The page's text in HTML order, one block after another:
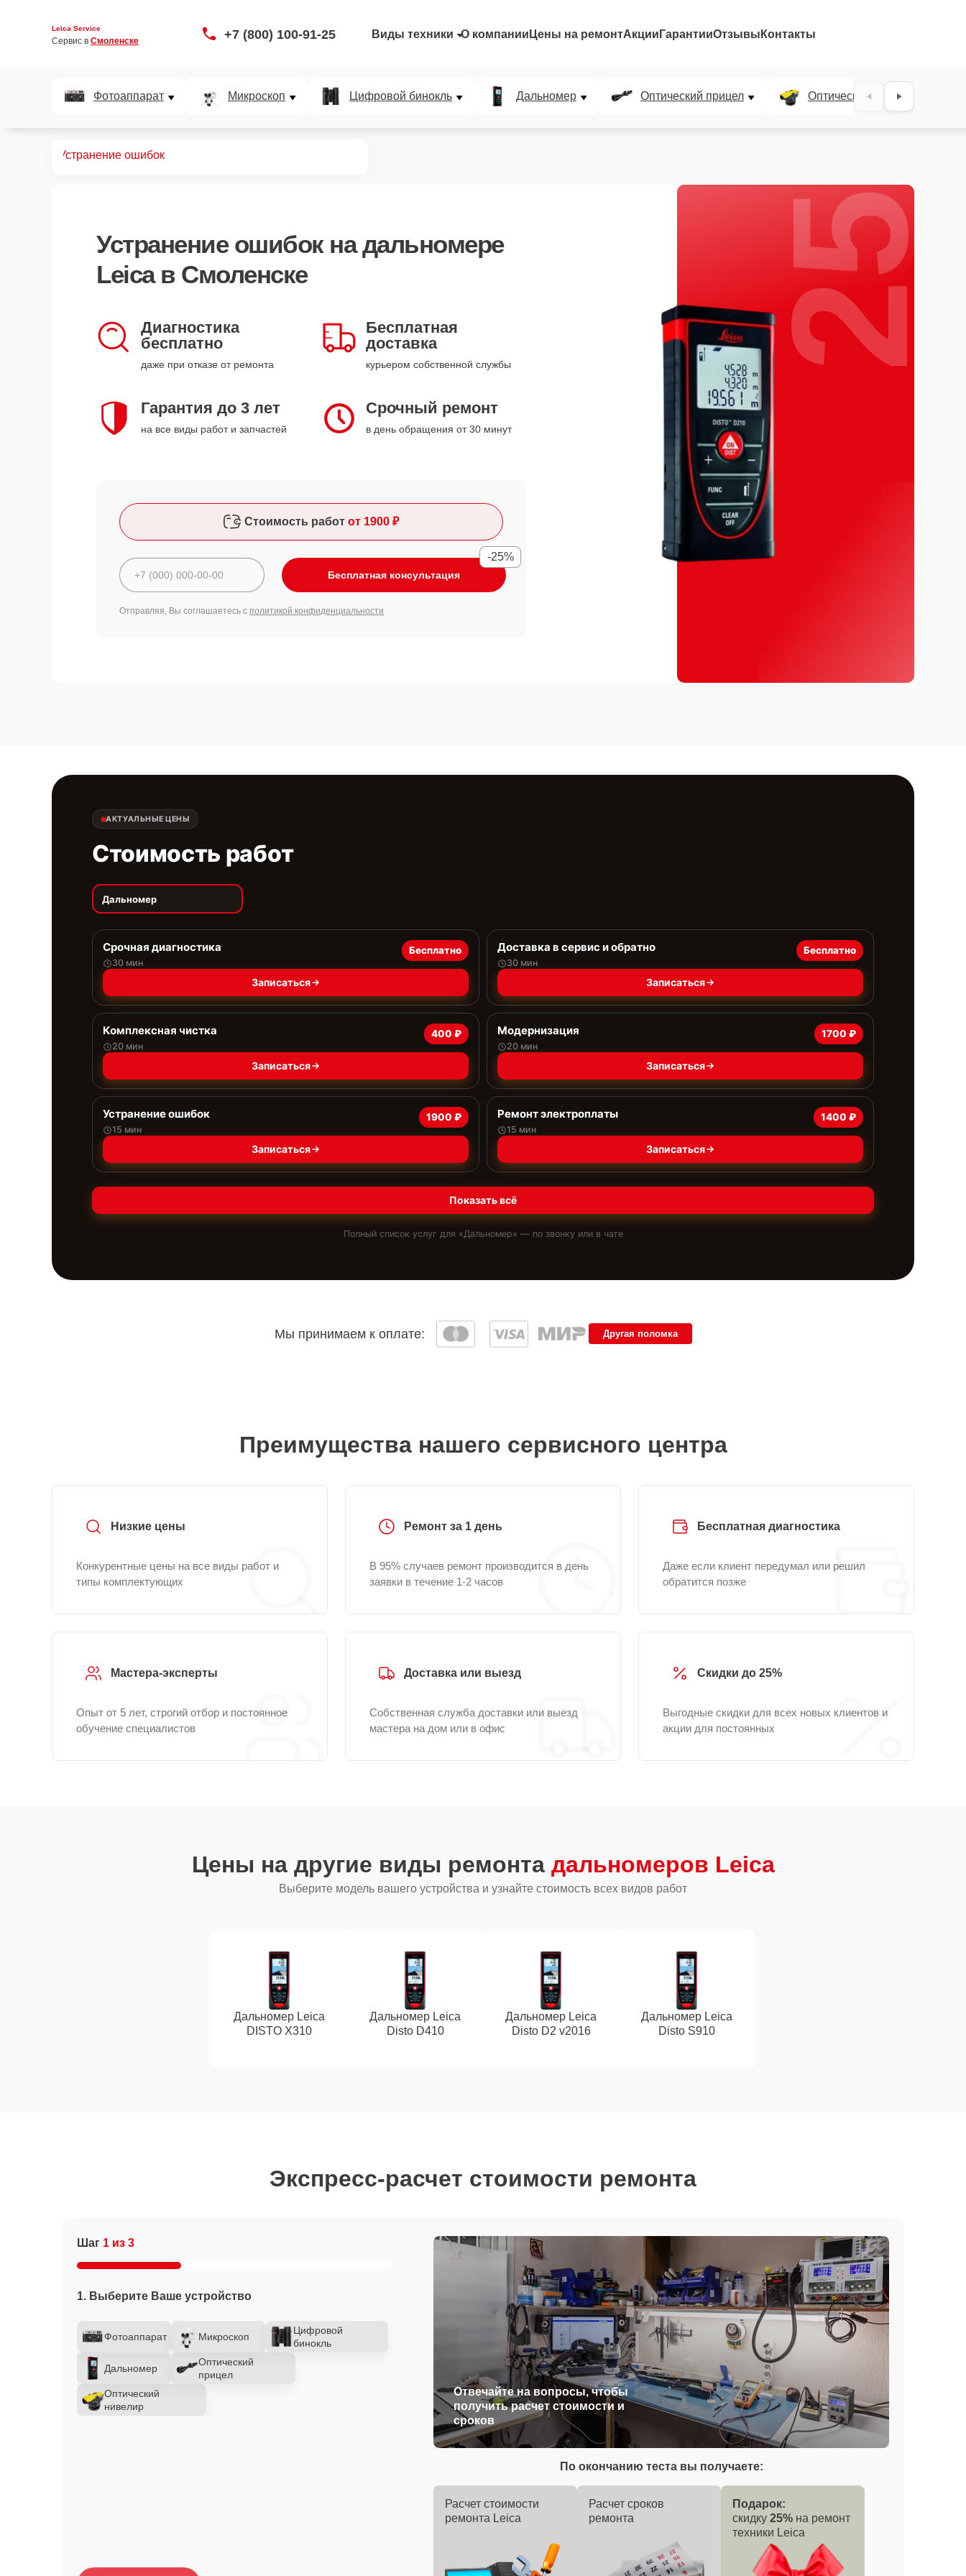
Leica Service
Сервис в Смоленске +7 (800) 100-91-25 Виды техники О компании Цены на ремонтАкции ГарантииОтзывы Контакты
Фотоаппарат Микроскоп Цифровой бинокль Дальномер Оптический прицел Оптический нивелир
Устранение ошибок
Устранение ошибокна дальномере
Leica в Смоленске
Диагностика
бесплатно
даже при отказе от ремонта
Бесплатная
доставка
курьером собственной службы
Гарантия до 3 лет
на все виды работ и запчастей
Срочный ремонт
в день обращения от 30 минут
Стоимость работ от 1900 ₽
Бесплатная консультация
-25%
Отправляя, Вы соглашаетесь с политикой конфиденциальности
25%
АКТУАЛЬНЫЕ ЦЕНЫ
Стоимость работ
Дальномер
Срочная диагностика
30 мин
Бесплатно
Записаться
Доставка в сервис и обратно
30 мин
Бесплатно
Записаться
Комплексная чистка
20 мин
400 ₽
Записаться
Модернизация
20 мин
1700 ₽
Записаться
Устранение ошибок
15 мин
1900 ₽
Записаться
Ремонт электроплаты
15 мин
1400 ₽
Записаться
Показать всё
Полный список услуг для «Дальномер» — по звонку или в чате
Мы принимаем к оплате: Другая поломка
Преимущества нашего сервисного центра
Низкие цены
Конкурентные цены на все виды работ и
типы комплектующих
Ремонт за 1 день
В 95% случаев ремонт производится в день
заявки в течение 1-2 часов
Бесплатная диагностика
Даже если клиент передумал или решил
обратится позже
Мастера-эксперты
Опыт от 5 лет, строгий отбор и постоянное
обучение специалистов
Доставка или выезд
Собственная служба доставки или выезд
мастера на дом или в офис
Скидки до 25%
Выгодные скидки для всех новых клиентов и
акции для постоянных
Цены на другие виды ремонта дальномеров Leica
Выберите модель вашего устройства и узнайте стоимость всех видов работ
Дальномер Leica
DISTO X310
Дальномер Leica
Disto D410
Дальномер Leica
Disto D2 v2016
Дальномер Leica
Disto S910
Экспресс-расчет стоимости ремонта
Шаг 1 из 3
1. Выберите Ваше устройство
Фотоаппарат Микроскоп
Цифровой
бинокль
Дальномер
Оптический
прицел
Оптический
нивелир
Отвечайте на вопросы, чтобы
получить расчет стоимости и
сроков
По окончанию теста вы получаете:
Расчет стоимости
ремонта Leica
Расчет сроков
ремонта
Подарок:
скидку 25% на ремонт
техники Leica